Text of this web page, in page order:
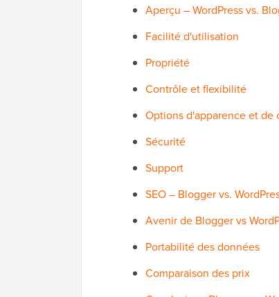
Aperçu – WordPress vs.
Facilité d'utilisation
Propriété
Contrôle et flexibilité
Options d'apparence et de
Sécurité
Support
SEO – Blogger vs.
Avenir de Blogger vs
Portabilité des données
Comparaison des prix